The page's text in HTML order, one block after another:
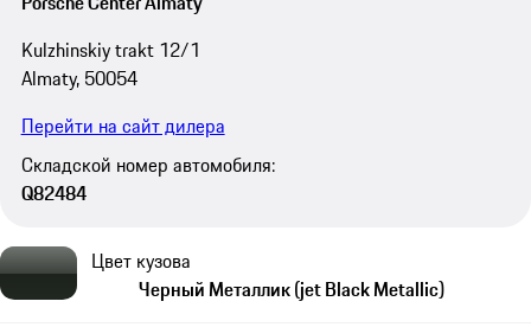
Kulzhinskiy trakt 12/1
Almaty, 50054
Перейти на сайт дилера
Складской номер автомобиля:
Q82484
Цвет кузова
Черный Металлик (jet Black Metallic)